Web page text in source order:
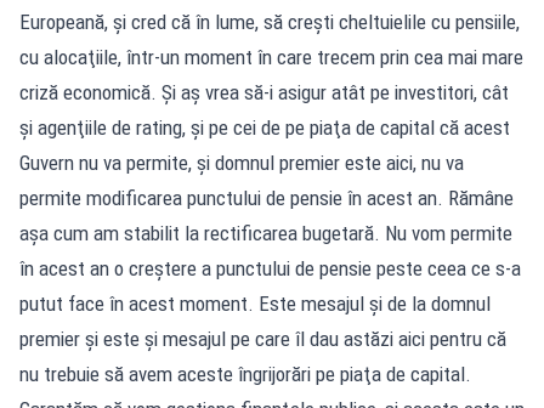
Europeană, şi cred că în lume, să creşti cheltuielile cu pensiile,
cu alocaţiile, într-un moment în care trecem prin cea mai mare
criză economică. Şi aş vrea să-i asigur atât pe investitori, cât
şi agenţiile de rating, şi pe cei de pe piaţa de capital că acest
Guvern nu va permite, şi domnul premier este aici, nu va
permite modificarea punctului de pensie în acest an. Rămâne
aşa cum am stabilit la rectificarea bugetară. Nu vom permite
în acest an o creştere a punctului de pensie peste ceea ce s-a
putut face în acest moment. Este mesajul şi de la domnul
premier şi este şi mesajul pe care îl dau astăzi aici pentru că
nu trebuie să avem aceste îngrijorări pe piaţa de capital.